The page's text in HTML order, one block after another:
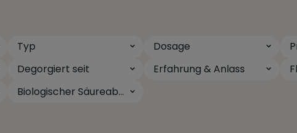
Typ Dosage
Degorgiert seit Erfahrung & Anlass
Biologischer Säureabbau